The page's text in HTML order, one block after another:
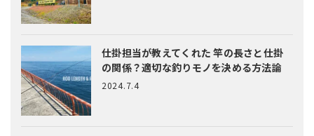
仕掛担当が教えてくれた竿の長さと仕掛
の関係？適切な釣りモノを決める方法論
2024.7.4